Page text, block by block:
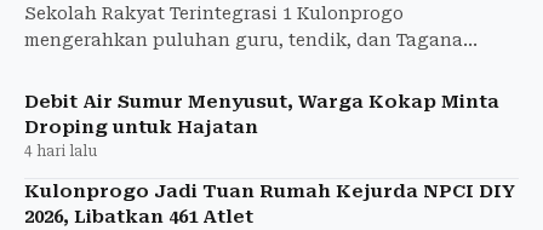
Sekolah Rakyat Terintegrasi 1 Kulonprogo
mengerahkan puluhan guru, tendik, dan Tagana
Debit Air Sumur Menyusut, Warga Kokap Minta
Droping untuk Hajatan
4 hari lalu
Kulonprogo Jadi Tuan Rumah Kejurda NPCI DIY
2026, Libatkan 461 Atlet